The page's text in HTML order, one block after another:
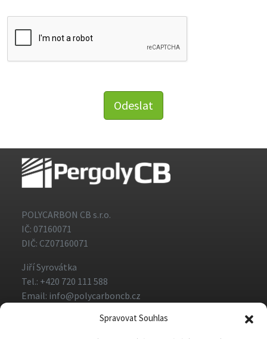
Spravovat Souhlas
Odeslat
POLYCARBON CB s.r.o.
IČ: 07160071
DIČ: CZ07160071
Jiří Syrovátka
Tel.: +420 720 111 588
Email: info@polycarboncb.cz
Všechna práva vyhrazena PergolyCB.cz · © 2026 |